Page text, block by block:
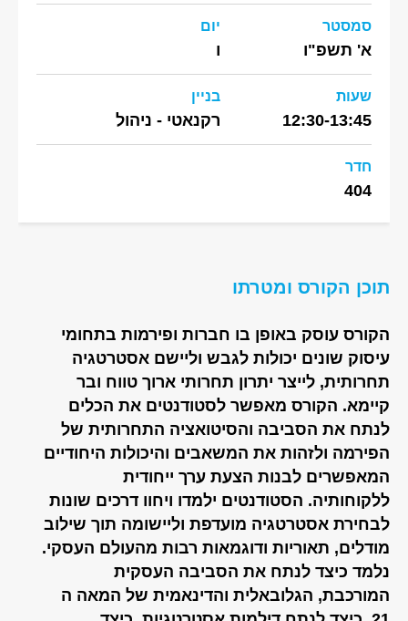
סמסטר
א' תשפ"ו
יום
ו
שעות
12:30-13:45
בניין
רקנאטי - ניהול
חדר
404
תוכן הקורס ומטרתו
הקורס עוסק באופן בו חברות ופירמות בתחומי
עיסוק שונים יכולות לגבש וליישם אסטרטגיה
תחרותית, לייצר יתרון תחרותי ארוך טווח ובר
קיימא. הקורס מאפשר לסטודנטים את הכלים
לנתח את הסביבה והסיטואציה התחרותית של
הפירמה ולזהות את המשאבים והיכולות היחודיים
המאפשרים לבנות הצעת ערך ייחודית
ללקוחותיה. הסטודנטים ילמדו ויחוו דרכים שונות
לבחירת אסטרטגיה מועדפת וליישומה תוך שילוב
מודלים, תאוריות ודוגמאות רבות מהעולם העסקי.
נלמד כיצד לנתח את הסביבה העסקית
המורכבת, הגלובאלית והדינאמית של המאה ה